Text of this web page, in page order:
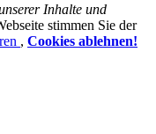
Inhalte und
stimmen Sie der
, Cookies ablehnen!